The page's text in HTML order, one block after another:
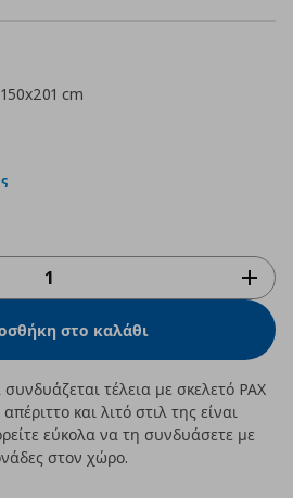
cm
στο καλάθι
τέλεια με σκελετό PAX
και λιτό στιλ της είναι
εύκολα να τη συνδυάσετε με
στον χώρο.